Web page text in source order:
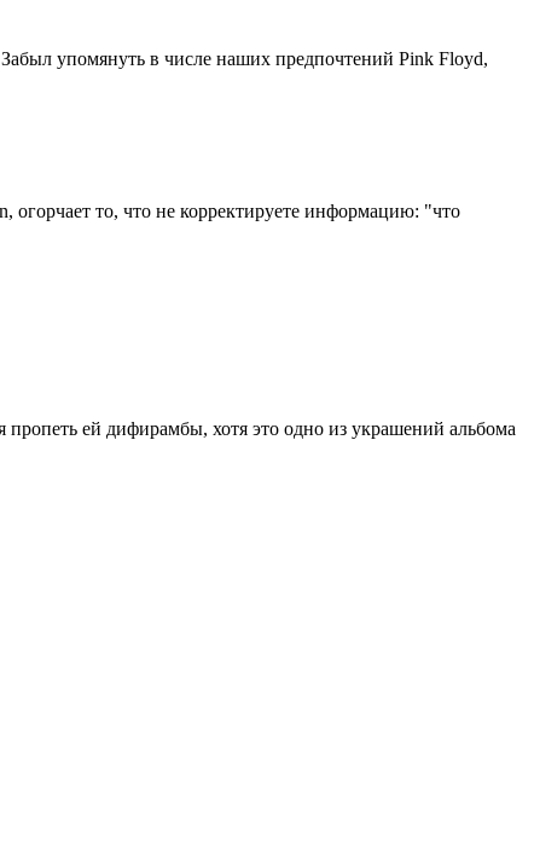
упомянуть в числе наших предпочтений Pink Floyd,
то, что не корректируете информацию: "что
ей дифирамбы, хотя это одно из украшений альбома